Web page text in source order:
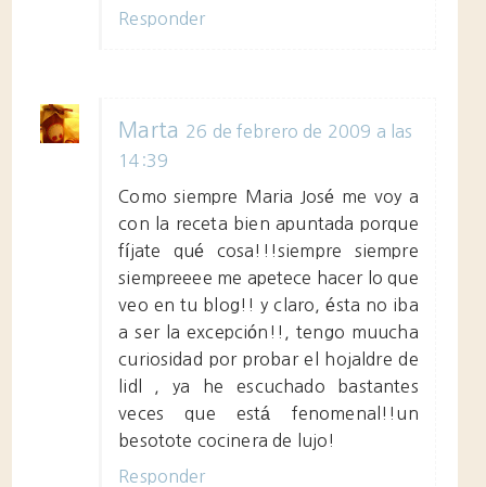
Responder
Marta 26 de febrero de 2009 a las
14:39
Como siempre Maria José me voy a
con la receta bien apuntada porque
fíjate qué cosa!!!siempre siempre
siempreeee me apetece hacer lo que
veo en tu blog!! y claro, ésta no iba
a ser la excepción!!, tengo muucha
curiosidad por probar el hojaldre de
lidl , ya he escuchado bastantes
veces que está fenomenal!!un
besotote cocinera de lujo!
Responder